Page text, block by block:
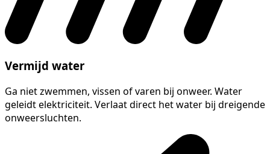
Vermijd water
Ga niet zwemmen, vissen of varen bij onweer. Water
geleidt elektriciteit. Verlaat direct het water bij dreigende
onweersluchten.